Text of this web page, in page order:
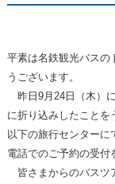
平素は名鉄観光バスの
うございます。
昨日9月24日（木）
に折り込みしたことを
以下の旅行センターに
電話でのご予約の受付
皆さまからのバスツ